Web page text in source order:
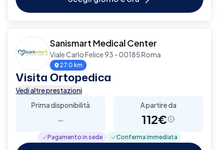
Sanismart Medical Center
Viale Carlo Felice 93 - 00185 Roma
27.0 km
Visita Ortopedica
Vedi altre prestazioni
Prima disponibilità
-
A partire da
112€
Pagamento in sede Conferma immediata